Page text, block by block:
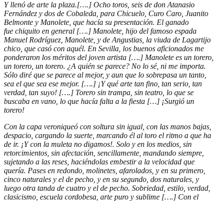
Y llenó de arte la plaza.[….] Ocho toros, seis de don Atanasio
Fernández y dos de Cobaleda, para Chicuelo, Curo Caro, Juanito
Belmonte y Manolete, que hacía su presentación. El ganado
fue chiquito en general [….] Manolete, hijo del famoso espada
Manuel Rodríguez, Manolete, y de Angustias, la viuda de Lagartijo
chico, que casó con aquél. En Sevilla, los buenos aficionados me
ponderaron los méritos del joven artista [….] Manolete es un torero,
un torero, un torero. ¿A quién se parece? No lo sé, ni me importa.
Sólo diré que se parece al mejor, y aun que lo sobrepasa un tanto,
sea el que sea ese mejor. [….] ¡Y qué arte tan fino, tan serio, tan
verdad, tan suyo! [….] Torero sin trampa, sin teatro, lo que se
buscaba en vano, lo que hacía falta a la fiesta […] ¡Surgió un
torero!
Con la capa veroniqueó con soltura sin igual, con las manos bajas,
despacio, cargando la suerte, marcando él al toro el ritmo a que ha
de ir. ¡Y con la muleta no digamos!. Solo y en los medios, sin
retorcimientos, sin afectación, sencillamente, mandando siempre,
sujetando a las reses, haciéndolas embestir a la velocidad que
quería. Pases en redondo, molinetes, afarolados, y en su primero,
cinco naturales y el de pecho, y en su segundo, dos naturales, y
luego otra tanda de cuatro y el de pecho. Sobriedad, estilo, verdad,
clasicismo, escuela cordobesa, arte puro y sublime [….] Con el